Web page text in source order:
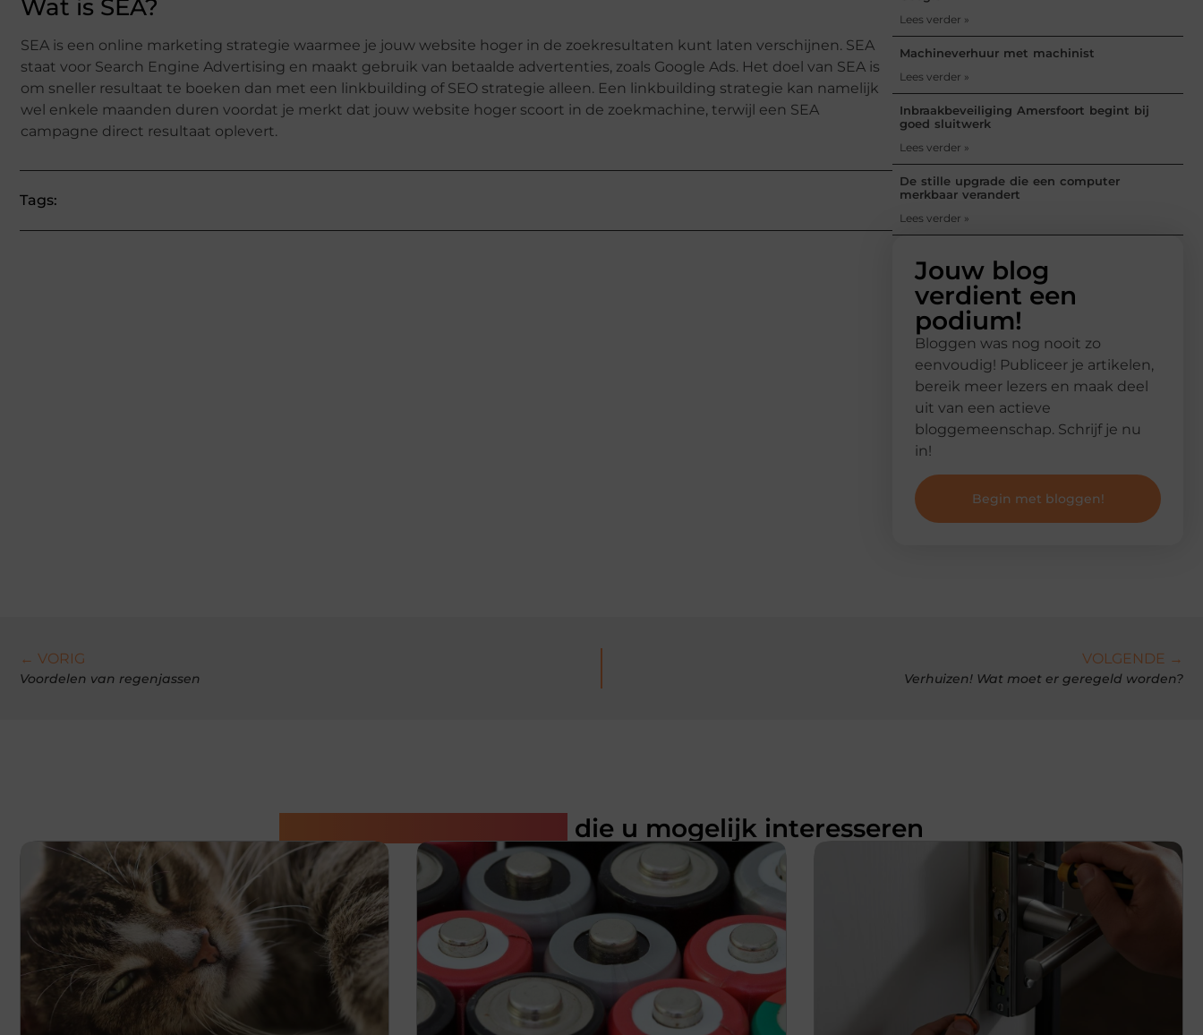
Wat is SEA?
SEA is een online marketing strategie waarmee je jouw website hoger in de zoekresultaten kunt laten verschijnen. SEA
staat voor Search Engine Advertising en maakt gebruik van betaalde advertenties, zoals Google Ads. Het doel van SEA is
om sneller resultaat te boeken dan met een linkbuilding of SEO strategie alleen. Een linkbuilding strategie kan namelijk
wel enkele maanden duren voordat je merkt dat jouw website hoger scoort in de zoekmachine, terwijl een SEA
campagne direct resultaat oplevert.
Tags:
Lees verder »
Machineverhuur met machinist
Lees verder »
Inbraakbeveiliging Amersfoort begint bij
goed sluitwerk
Lees verder »
De stille upgrade die een computer
merkbaar verandert
Lees verder »
Jouw blog
verdient een
podium!
Bloggen was nog nooit zo
eenvoudig! Publiceer je artikelen,
bereik meer lezers en maak deel
uit van een actieve
bloggemeenschap. Schrijf je nu
in!
Begin met bloggen!
← VORIG
Voordelen van regenjassen
VOLGENDE →
Verhuizen! Wat moet er geregeld worden?
die u mogelijk interesseren